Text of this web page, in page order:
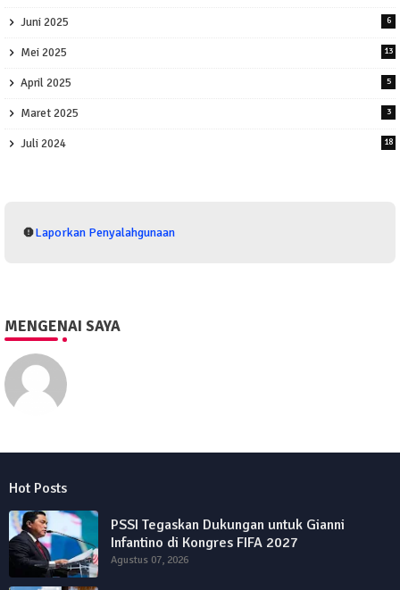
Juni 2025 6
Mei 2025 13
April 2025 5
Maret 2025 3
Juli 2024 18
Laporkan Penyalahgunaan
MENGENAI SAYA
Hot Posts
PSSI Tegaskan Dukungan untuk Gianni
Infantino di Kongres FIFA 2027
Agustus 07, 2026